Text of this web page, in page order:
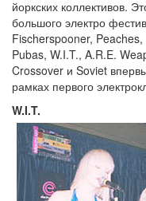
йоркских коллективов.
большого электро
Fischerspooner,
Pubas, W.I.T., A.R.E.
Crossover и Soviet
рамках первого
W.I.T.